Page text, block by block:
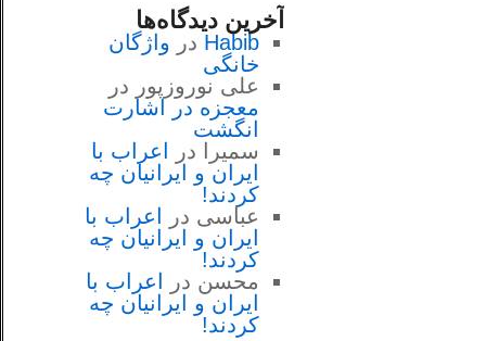
آخرین دیدگاه‌ها
Habib در واژگان
خانگی
علی نوروزپور در
معجزه در اشارت
انگشت
سمیرا
در
اعراب با
ايران و ايرانيان چه
كردند!
عباسی در
اعراب با
ايران و ايرانيان چه
كردند!
محسن در
اعراب با
ايران و ايرانيان چه
كردند!